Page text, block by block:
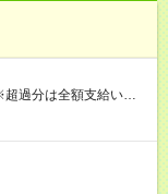
過分は全額支給いたし
残業時間 10時間／月
円/月 ※最大年2回まで